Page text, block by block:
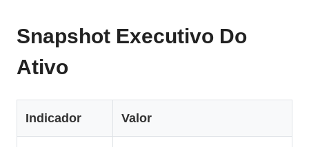
Snapshot Executivo Do
Ativo
Indicador Valor